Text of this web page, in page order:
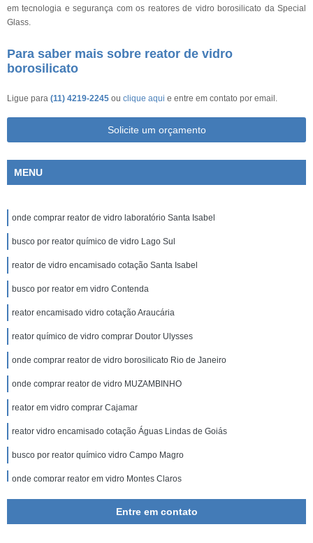
em tecnologia e segurança com os reatores de vidro borosilicato da Special
Glass.
Para saber mais sobre reator de vidro
borosilicato
Ligue para (11) 4219-2245 ou clique aqui e entre em contato por email.
Solicite um orçamento
MENU
onde comprar reator de vidro laboratório Santa Isabel
busco por reator químico de vidro Lago Sul
reator de vidro encamisado cotação Santa Isabel
busco por reator em vidro Contenda
reator encamisado vidro cotação Araucária
reator químico de vidro comprar Doutor Ulysses
onde comprar reator de vidro borosilicato Rio de Janeiro
onde comprar reator de vidro MUZAMBINHO
reator em vidro comprar Cajamar
reator vidro encamisado cotação Águas Lindas de Goiás
busco por reator químico vidro Campo Magro
onde comprar reator em vidro Montes Claros
busco por reator de vidro encamisado Campo das Vertentes
Entre em contato